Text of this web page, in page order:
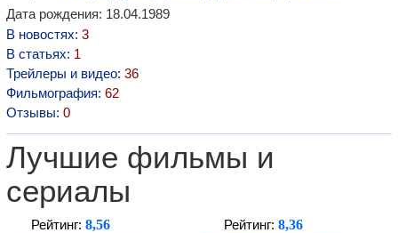
Дата рождения: 18.04.1989
В новостях: 3
В статьях: 1
Трейлеры и видео: 36
Фильмография: 62
Отзывы: 0
Лучшие фильмы и
сериалы
Рейтинг: 8,56 Рейтинг: 8,36